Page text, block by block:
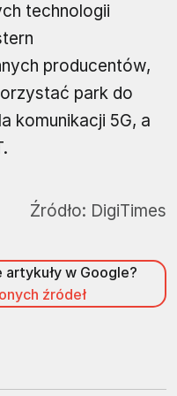
technologii
producentów,
park do
komunikacji 5G, a
Źródło: DigiTimes
w Google?
źródeł